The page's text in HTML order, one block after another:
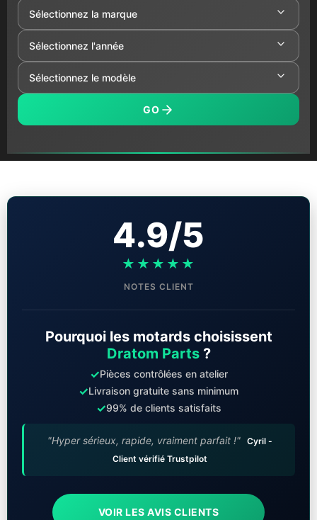
GO
4.9/5
★★★★★
NOTES CLIENT
Pourquoi les motards choisissent
Dratom Parts?
✓Pièces contrôlées en atelier
✓Livraison gratuite sans minimum
✓99% de clients satisfaits
"Hyper sérieux, rapide, vraiment parfait !" Cyril -
Client vérifié Trustpilot
VOIR LES AVIS CLIENTS